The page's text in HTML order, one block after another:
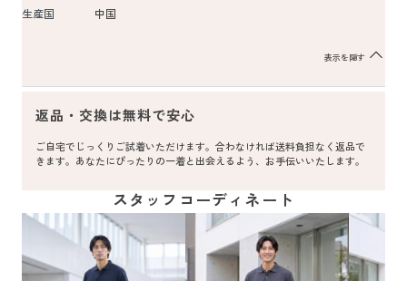
生産国 中国
表示を隠す
返品・交換は無料で安心
ご自宅でじっくりご試着いただけます。合わなければ送料負担なく返品で
きます。あなたにぴったりの一着と出会えるよう、お手伝いいたします。
スタッフコーディネート